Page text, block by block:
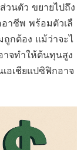
วนตัว ขยายไปถึง
าชีพ พร้อมตัวเลื
ถูกต้อง แม้ว่าจะไ
จทำให้ต้นทุนสูง
อเชียแปซิฟิกอาจ